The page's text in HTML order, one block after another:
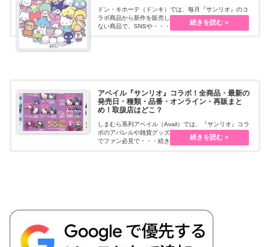
ドン・キホーテ（ドンキ）では、毎月『サンリオ』のコ
ラボ商品から新作を販売しています。広告などに掲載の
ない商品で、SNSや・・・続きを読む
アベイル『サンリオ』コラボ！全商品・最新の
発売日・種類・品番・オンライン・再販まと
め！取扱店はどこ？
しまむら系列アベイル（Avail）では、『サンリオ』コラ
ボのアパレルや雑貨グッズを販売しています。限定商品
でファン必見で・・・続きを読む